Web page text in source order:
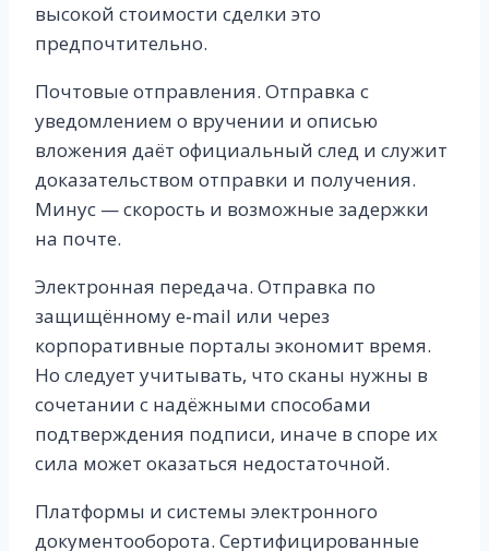
высокой стоимости сделки это
предпочтительно.
Почтовые отправления. Отправка с
уведомлением о вручении и описью
вложения даёт официальный след и служит
доказательством отправки и получения.
Минус — скорость и возможные задержки
на почте.
Электронная передача. Отправка по
защищённому e‑mail или через
корпоративные порталы экономит время.
Но следует учитывать, что сканы нужны в
сочетании с надёжными способами
подтверждения подписи, иначе в споре их
сила может оказаться недостаточной.
Платформы и системы электронного
документооборота. Сертифицированные